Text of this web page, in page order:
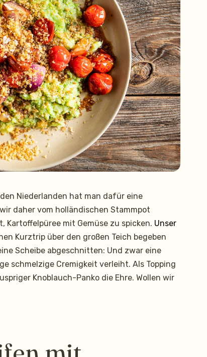
Niederlanden hat man dafür eine
daher vom holländischen Stammpot
Kartoffelpüree mit Gemüse zu spicken. Unser
Kurztrip über den großen Teich begeben
Scheibe abgeschnitten: Und zwar eine
schmelzige Cremigkeit verleiht. Als Topping
Knoblauch-Panko die Ehre. Wollen wir